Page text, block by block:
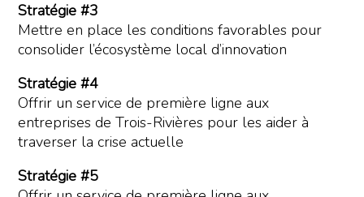
Stratégie #3
Mettre en place les conditions favorables pour
consolider l’écosystème local d’innovation
Stratégie #4
Offrir un service de première ligne aux
entreprises de Trois-Rivières pour les aider à
traverser la crise actuelle
Stratégie #5